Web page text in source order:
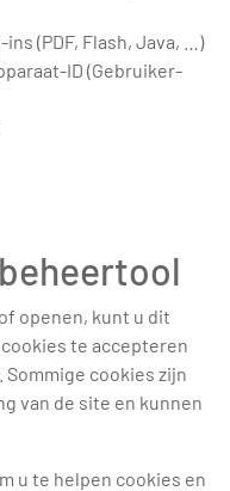
(PDF, Flash, Java, …)
ID (Gebruiker-
openen, kunt u dit
te accepteren
cookies zijn
van de site en kunnen
u te helpen cookies en